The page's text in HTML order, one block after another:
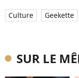
Culture Geekette
SUR LE